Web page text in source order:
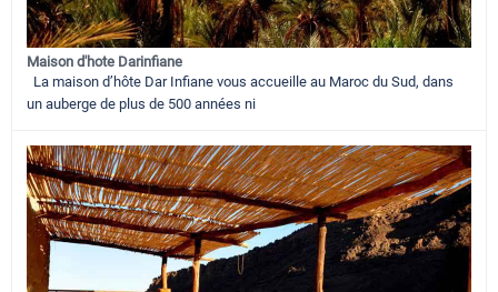
Maison d'hote Darinfiane
La maison d’hôte Dar Infiane vous accueille au Maroc du Sud, dans
un auberge de plus de 500 années ni